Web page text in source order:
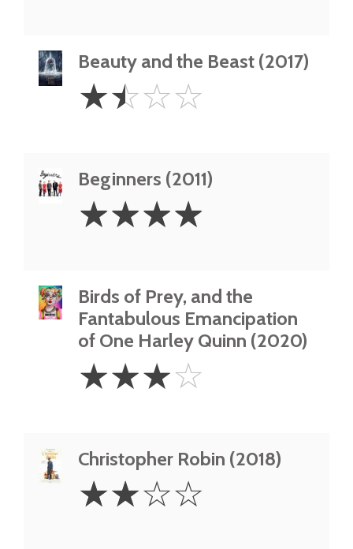
Beauty and the Beast (2017)
1.5
Stars
☆☆☆☆
Beginners (2011)
Stars
☆☆☆☆
Birds of Prey, and the
Fantabulous Emancipation
of One Harley Quinn (2020)
Stars
☆☆☆☆
Christopher Robin (2018)
Stars
☆☆☆☆